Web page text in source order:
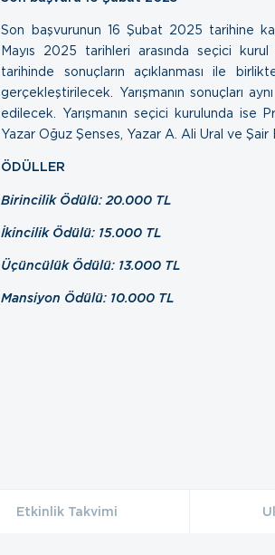
Son başvurunun 16 Şubat 2025 tarihine
Mayıs 2025 tarihleri arasında seçici
tarihinde sonuçların açıklanması ile
gerçekleştirilecek. Yarışmanın sonuçları
edilecek. Yarışmanın seçici kurulunda ise
Yazar Oğuz Şenses, Yazar A. Ali Ural ve Şair
ÖDÜLLER
Birincilik Ödülü: 20.000 TL
İkincilik Ödülü: 15.000 TL
Üçüncülük Ödülü: 13.000 TL
Mansiyon Ödülü: 10.000 TL
Etkinlik Takvimi